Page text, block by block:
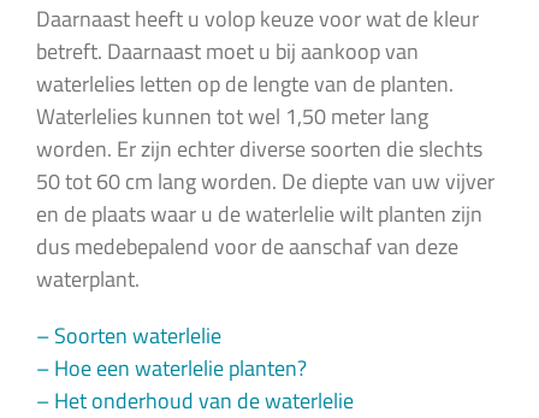
Daarnaast heeft u volop keuze voor wat de kleur
betreft. Daarnaast moet u bij aankoop van
waterlelies letten op de lengte van de planten.
Waterlelies kunnen tot wel 1,50 meter lang
worden. Er zijn echter diverse soorten die slechts
50 tot 60 cm lang worden. De diepte van uw vijver
en de plaats waar u de waterlelie wilt planten zijn
dus medebepalend voor de aanschaf van deze
waterplant.
– Soorten waterlelie
– Hoe een waterlelie planten?
– Het onderhoud van de waterlelie